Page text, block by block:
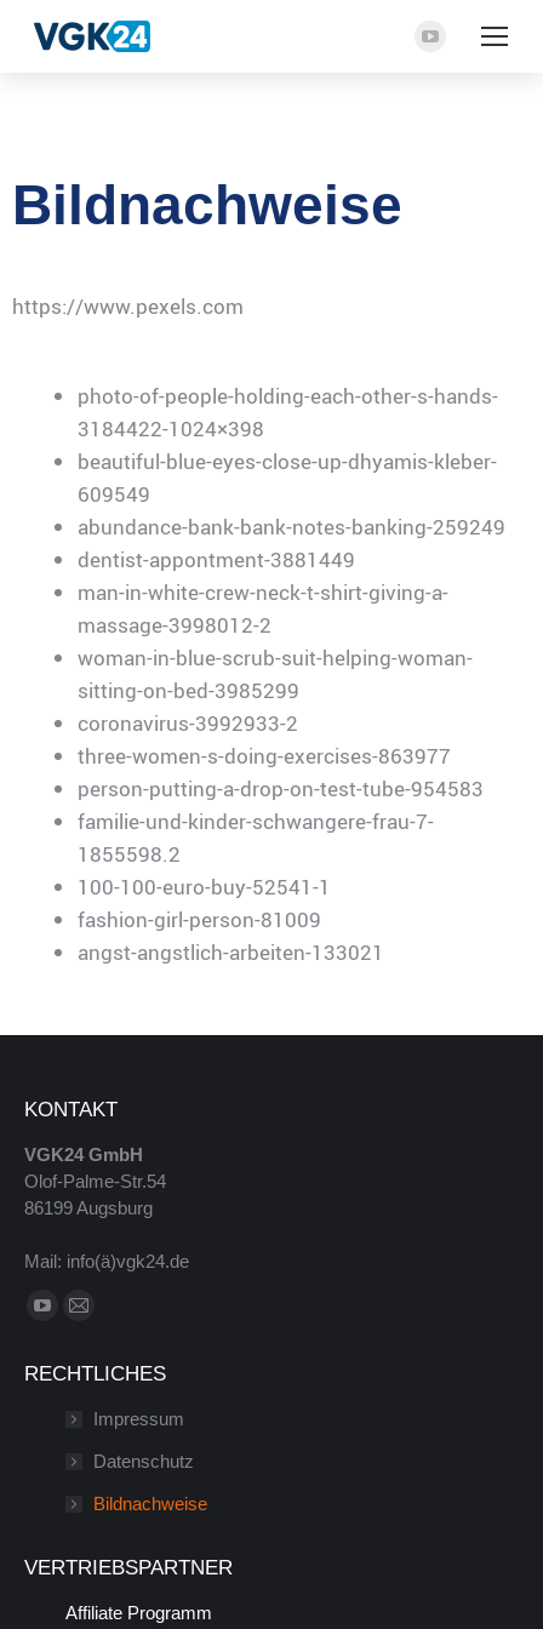
YouTube
Bildnachweise
https://www.pexels.com
photo-of-people-holding-each-other-s-hands-
3184422-1024×398
beautiful-blue-eyes-close-up-dhyamis-kleber-
609549
abundance-bank-bank-notes-banking-259249
dentist-appontment-3881449
man-in-white-crew-neck-t-shirt-giving-a-
massage-3998012-2
woman-in-blue-scrub-suit-helping-woman-
sitting-on-bed-3985299
coronavirus-3992933-2
three-women-s-doing-exercises-863977
person-putting-a-drop-on-test-tube-954583
familie-und-kinder-schwangere-frau-7-
1855598.2
100-100-euro-buy-52541-1
fashion-girl-person-81009
angst-angstlich-arbeiten-133021
KONTAKT
VGK24 GmbH
Olof-Palme-Str.54
86199 Augsburg
Mail: info(ä)vgk24.de
Finde uns auf:
YouTube
wird
Fenster
E-
Seite
wird
neuen
geöffnet
RECHTLICHES
Impressum
Datenschutz
Bildnachweise
VERTRIEBSPARTNER
Affiliate Programm